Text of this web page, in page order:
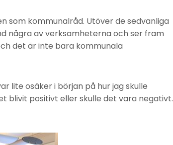
som kommunalråd. Utöver de sedvanliga
några av verksamheterna och ser fram
det är inte bara kommunala
lite osäker i början på hur jag skulle
blivit positivt eller skulle det vara negativt.